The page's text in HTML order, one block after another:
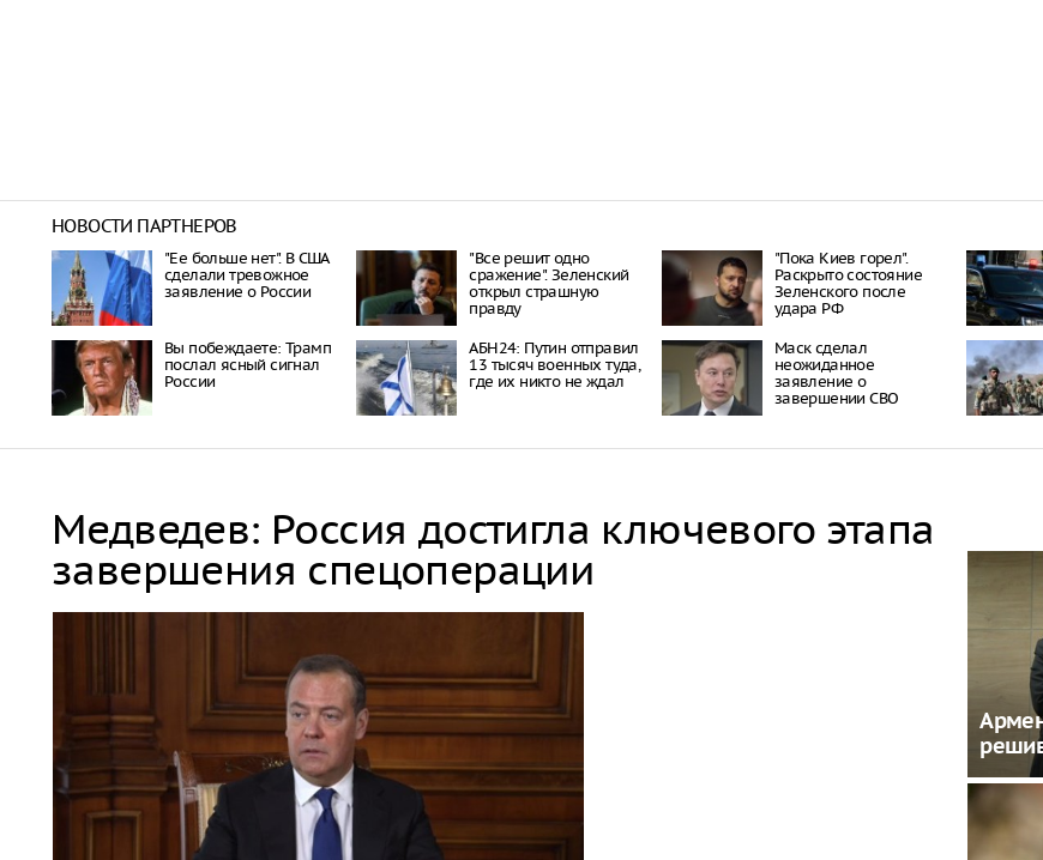
НОВОСТИ ПАРТНЕРОВ
"Ее больше нет". В США
сделали тревожное
заявление о России
"Все решит одно
сражение". Зеленский
открыл страшную
правду
"Пока Киев горел".
Раскрыто состояние
Зеленского после
удара РФ
Вы побеждаете: Трамп
послал ясный сигнал
России
АБН24: Путин отправил
13 тысяч военных туда,
где их никто не ждал
Маск сделал
неожиданное
заявление о
завершении СВО
Медведев: Россия достигла ключевого этапа
завершения спецоперации